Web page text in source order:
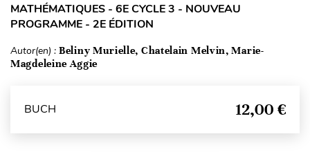
MATHÉMATIQUES - 6E CYCLE 3 - NOUVEAU
PROGRAMME - 2E ÉDITION
Autor(en) : Beliny Murielle, Chatelain Melvin, Marie-
Magdeleine Aggie
BUCH 12,00 €